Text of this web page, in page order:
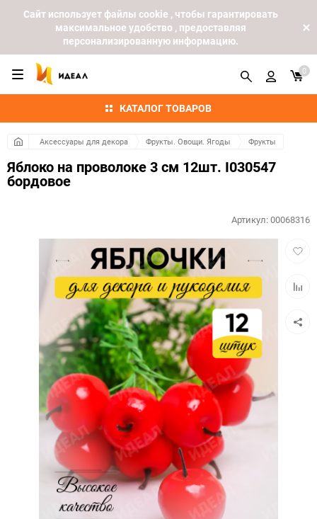
Cайт использует файлы cookie , чтобы гарантировать
максимальное удобство , предоставляя
персонализированную информацию.
КАТАЛОГ ТОВАРОВ
0
Аксессуары для декора Фрукты. Овощи. Ягоды Фрукты
Яблоко на проволоке 3 см 12шт. I030547
бордовое
Артикул:00068316